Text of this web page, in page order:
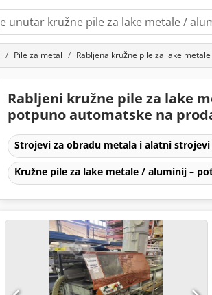
Pile za metal Rabljena kružne pile za lake
Rabljeni kružne pile za lake
potpuno automatske na
Strojevi za obradu metala i alatni strojevi
Kružne pile za lake metale / aluminij –